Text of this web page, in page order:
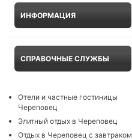
ИНФОРМАЦИЯ
СПРАВОЧНЫЕ СЛУЖБЫ
Отели и частные гостиницы
Череповец
Элитный отдых в Череповец
Отдых в Череповец с завтраком